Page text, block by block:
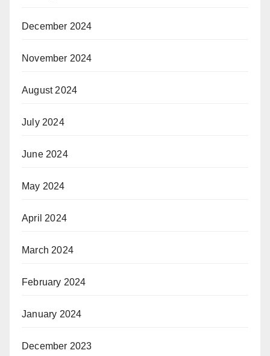
December 2024
November 2024
August 2024
July 2024
June 2024
May 2024
April 2024
March 2024
February 2024
January 2024
December 2023